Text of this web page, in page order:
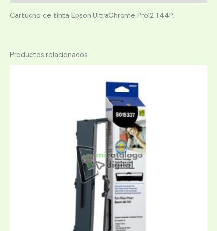
Cartucho de tinta Epson UltraChrome Pro12 T44P.
Productos relacionados